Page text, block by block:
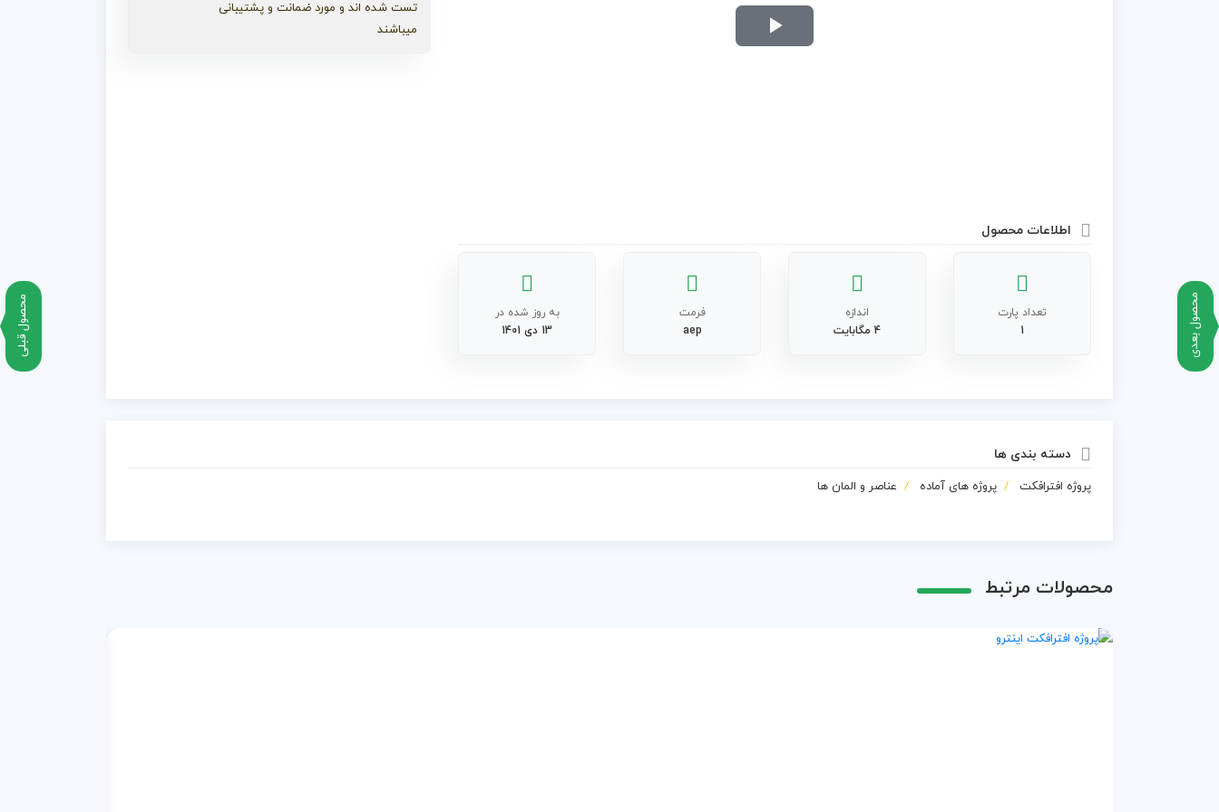
محصول قبلی محصول بعدی
Play
اطلاعات محصول
تعداد پارت
1
اندازه
4 مگابایت
فرمت
aep
به روز شده در
13 دی 1401
تست شده اند و مورد ضمانت و پشتیبانی
میباشند
دسته بندی ها
پروژه افترافکت پروژه های آماده عناصر و المان ها
محصولات مرتبط